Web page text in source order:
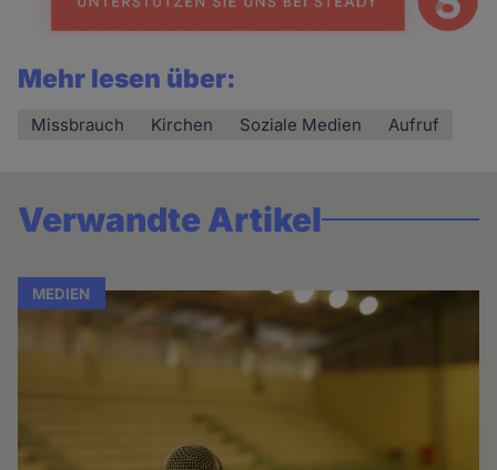
Mehr lesen über:
Missbrauch Kirchen Soziale Medien Aufruf
Verwandte Artikel
MEDIEN